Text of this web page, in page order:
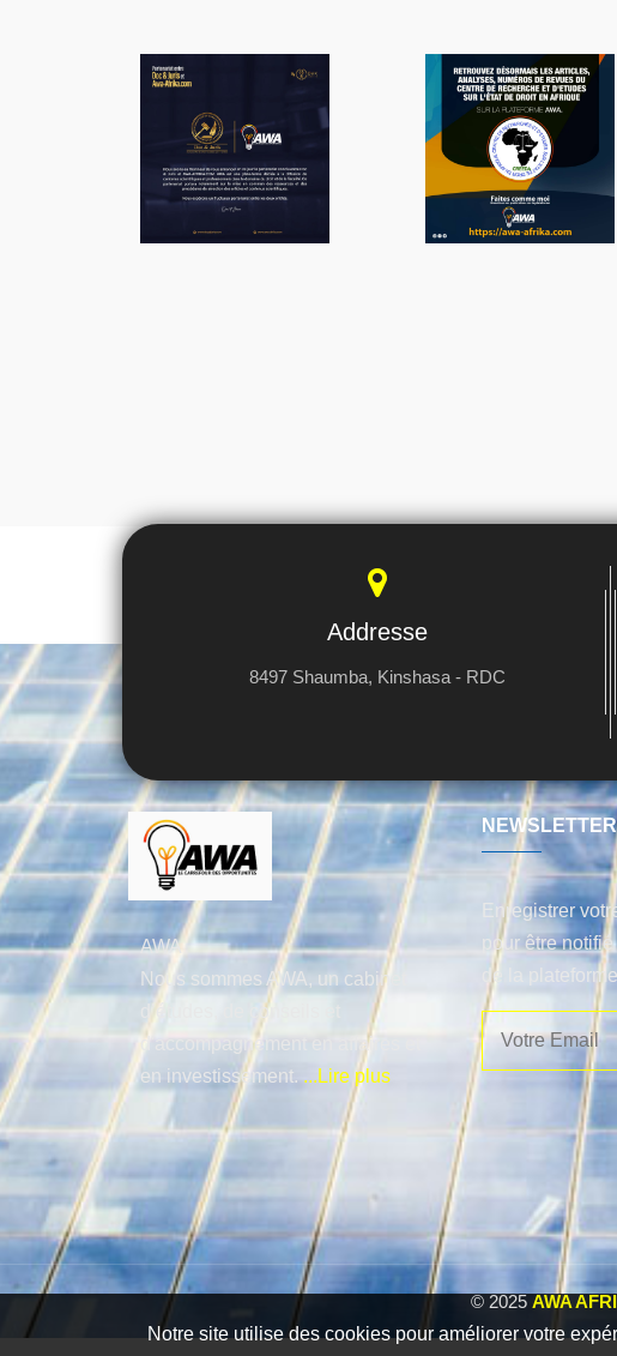
Notre site utilise des cookies pour améliorer votre
Addresse
8497 Shaumba, Kinshasa - RDC
AWA
Nous sommes AWA, un cabinet
d’études, de conseils et
d'accompagnement en affaires et
en investissement. ...Lire plus
NEWSLETTER
Enregistrer
pour être
de la
© 2025 AWA